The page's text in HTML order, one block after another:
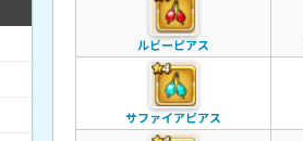
ルビーピアス
サファイアピアス